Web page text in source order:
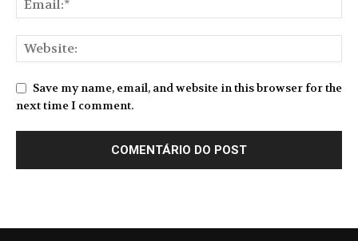
Save my name, email, and website in this browser for the
next time I comment.